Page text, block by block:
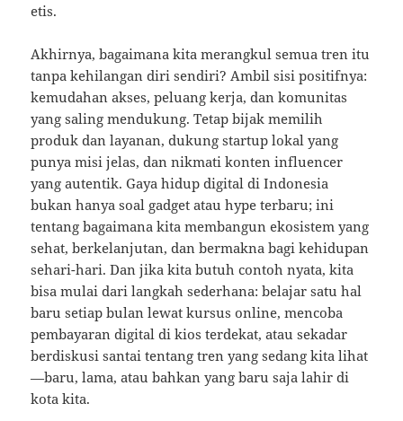
etis.
Akhirnya, bagaimana kita merangkul semua tren itu
tanpa kehilangan diri sendiri? Ambil sisi positifnya:
kemudahan akses, peluang kerja, dan komunitas
yang saling mendukung. Tetap bijak memilih
produk dan layanan, dukung startup lokal yang
punya misi jelas, dan nikmati konten influencer
yang autentik. Gaya hidup digital di Indonesia
bukan hanya soal gadget atau hype terbaru; ini
tentang bagaimana kita membangun ekosistem yang
sehat, berkelanjutan, dan bermakna bagi kehidupan
sehari-hari. Dan jika kita butuh contoh nyata, kita
bisa mulai dari langkah sederhana: belajar satu hal
baru setiap bulan lewat kursus online, mencoba
pembayaran digital di kios terdekat, atau sekadar
berdiskusi santai tentang tren yang sedang kita lihat
—baru, lama, atau bahkan yang baru saja lahir di
kota kita.